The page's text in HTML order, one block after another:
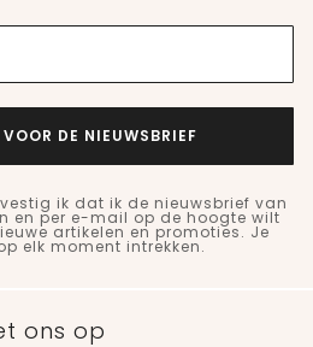
DE NIEUWSBRIEF
ik dat ik de nieuwsbrief van
en per e-mail op de hoogte wilt
artikelen en promoties. Je
elk moment intrekken.
ons op